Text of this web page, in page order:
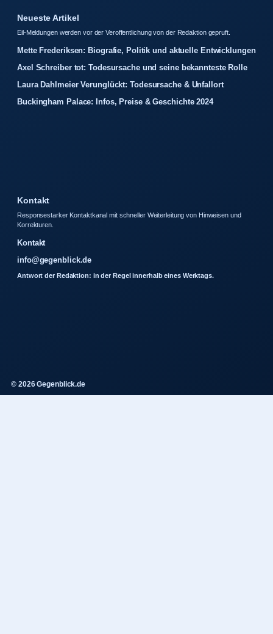
Neueste Artikel
Eil-Meldungen werden vor der Veroffentlichung von der Redaktion gepruft.
Mette Frederiksen: Biografie, Politik und aktuelle Entwicklungen
Axel Schreiber tot: Todesursache und seine bekannteste Rolle
Laura Dahlmeier Verunglückt: Todesursache & Unfallort
Buckingham Palace: Infos, Preise & Geschichte 2024
Kontakt
Responsestarker Kontaktkanal mit schneller Weiterleitung von Hinweisen und
Korrekturen.
Kontakt
info@gegenblick.de
Antwort der Redaktion: in der Regel innerhalb eines Werktags.
© 2026 Gegenblick.de